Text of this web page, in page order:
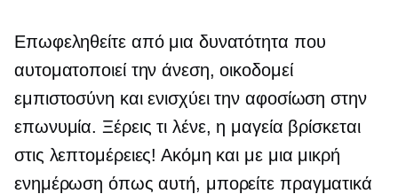
Επωφεληθείτε από μια δυνατότητα που
αυτοματοποιεί την άνεση, οικοδομεί
εμπιστοσύνη και ενισχύει την αφοσίωση στην
επωνυμία. Ξέρεις τι λένε, η μαγεία βρίσκεται
στις λεπτομέρειες! Ακόμη και με μια μικρή
ενημέρωση όπως αυτή, μπορείτε πραγματικά